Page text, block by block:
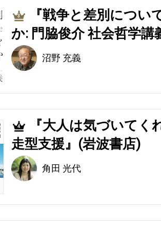
3
『戦争と差別につ
か: 門脇俊介 社会哲学講
沼野 充義
4
『大人は気づいてく
走型支援』(岩波書店)
角田 光代